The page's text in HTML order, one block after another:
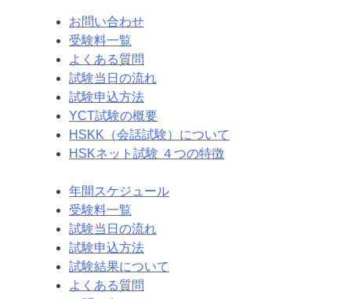
お問い合わせ
受験料一覧
よくある質問
試験当日の流れ
試験申込方法
YCT試験の概要
HSKK（会話試験）について
HSKネット試験 ４つの特徴
年間スケジュール
受験料一覧
試験当日の流れ
試験申込方法
試験結果について
よくある質問